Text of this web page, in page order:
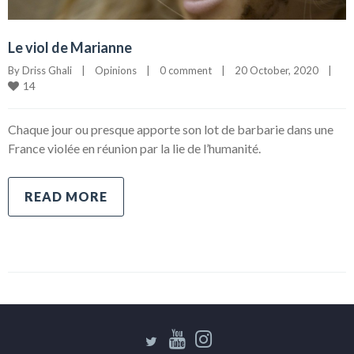
Le viol de Marianne
By Driss Ghali | Opinions | 0 comment | 20 October, 2020 |
14
Chaque jour ou presque apporte son lot de barbarie dans une
France violée en réunion par la lie de l’humanité.
READ MORE